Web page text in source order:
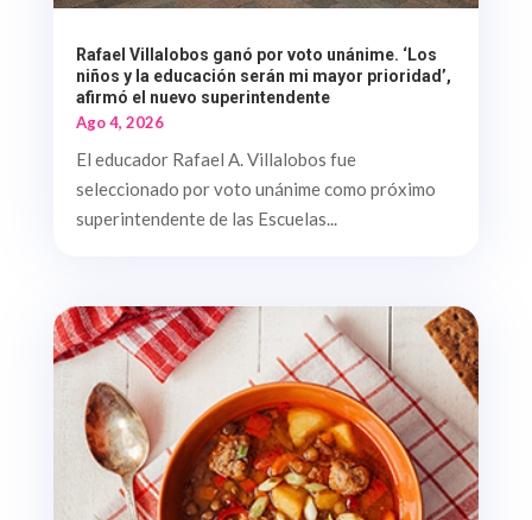
Rafael Villalobos ganó por voto unánime. ‘Los
niños y la educación serán mi mayor prioridad’,
afirmó el nuevo superintendente
Ago 4, 2026
El educador Rafael A. Villalobos fue
seleccionado por voto unánime como próximo
superintendente de las Escuelas...